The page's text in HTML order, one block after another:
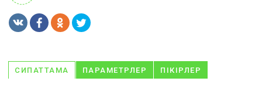
СИПАТТАМА ПАРАМЕТРЛЕР ПІКІРЛЕР